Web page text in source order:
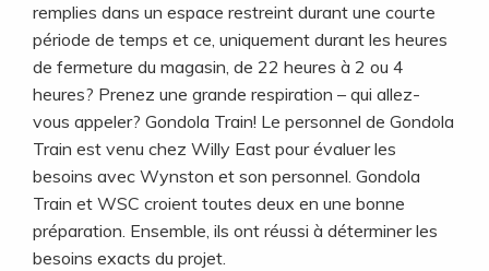
remplies dans un espace restreint durant une courte
période de temps et ce, uniquement durant les heures
de fermeture du magasin, de 22 heures à 2 ou 4
heures? Prenez une grande respiration – qui allez-
vous appeler? Gondola Train! Le personnel de Gondola
Train est venu chez Willy East pour évaluer les
besoins avec Wynston et son personnel. Gondola
Train et WSC croient toutes deux en une bonne
préparation. Ensemble, ils ont réussi à déterminer les
besoins exacts du projet.